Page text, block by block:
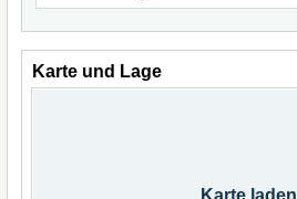
Karte und Lage
Karte laden